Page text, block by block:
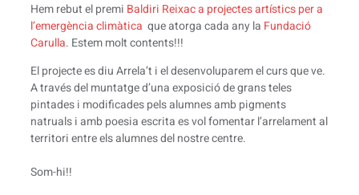
Hem rebut el premi Baldiri Reixac a projectes artístics per a
l’emergència climàtica que atorga cada any la Fundació
Carulla. Estem molt contents!!!
El projecte es diu Arrela’t i el desenvoluparem el curs que ve.
A través del muntatge d’una exposició de grans teles
pintades i modificades pels alumnes amb pigments
natruals i amb poesia escrita es vol fomentar l’arrelament al
territori entre els alumnes del nostre centre.
Som-hi!!